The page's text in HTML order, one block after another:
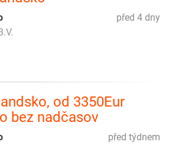
před 4 dny
od 3350Eur
bez nadčasov
před týdnem